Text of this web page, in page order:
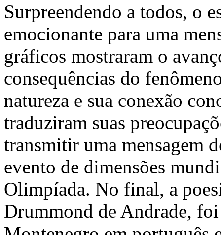
Surpreendendo a todos, o
emocionante para uma
gráficos mostraram o
consequências do
natureza e sua conexão
traduziram suas
transmitir uma mensagem
evento de dimensões
Olimpíada. No final, a
Drummond de Andrade,